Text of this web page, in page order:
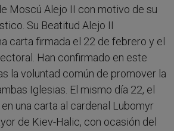
Moscú Alejo II con motivo de su
Su Beatitud Alejo II
carta firmada el 22 de febrero y el
Han confirmado en este
la voluntad común de promover la
Iglesias. El mismo día 22, el
una carta al cardenal Lubomyr
de Kiev-Halic, con ocasión del